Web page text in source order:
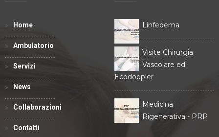
Home
Ambulatorio
Servizi
News
Collaborazioni
Contatti
Linfedema
Visite Chirurgia
Vascolare ed
Ecodoppler
Medicina
Rigenerativa - PRP